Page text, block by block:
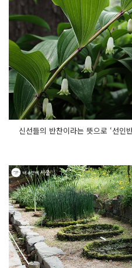
신선들의 반찬이라는 뜻으로 ‘선